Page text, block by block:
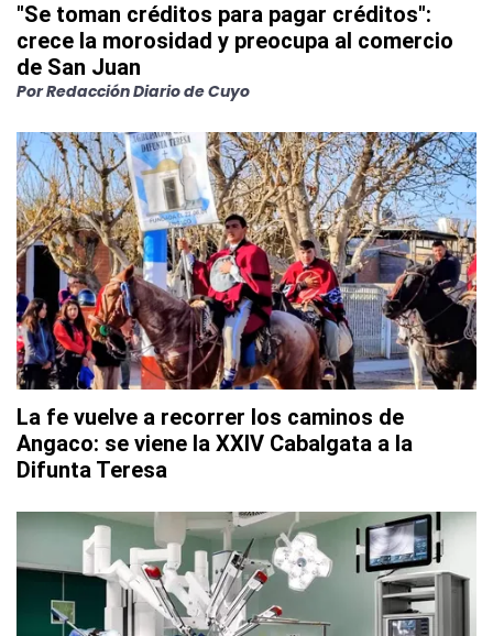
"Se toman créditos para pagar créditos":
crece la morosidad y preocupa al comercio
de San Juan
PorRedacción Diario de Cuyo
La fe vuelve a recorrer los caminos de
Angaco: se viene la XXIV Cabalgata a la
Difunta Teresa